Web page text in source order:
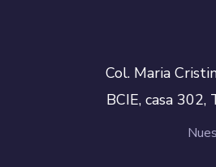
Col. Maria
BCIE, casa